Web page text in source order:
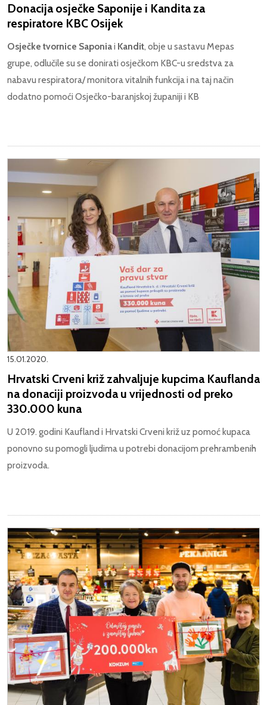
Donacija osječke Saponije i Kandita za
respiratore KBC Osijek
Osječke tvornice Saponiai Kandit, obje u sastavu Mepas
grupe, odlučile su se donirati osječkom KBC-u sredstva za
nabavu respiratora/ monitora vitalnih funkcija i na taj način
dodatno pomoći Osječko-baranjskoj županiji i KB
15.01.2020.
Hrvatski Crveni križ zahvaljuje kupcima Kauflanda
na donaciji proizvoda u vrijednosti od preko
330.000 kuna
U 2019. godini Kaufland i Hrvatski Crveni križ uz pomoć kupaca
ponovno su pomogli ljudima u potrebi donacijom prehrambenih
proizvoda.